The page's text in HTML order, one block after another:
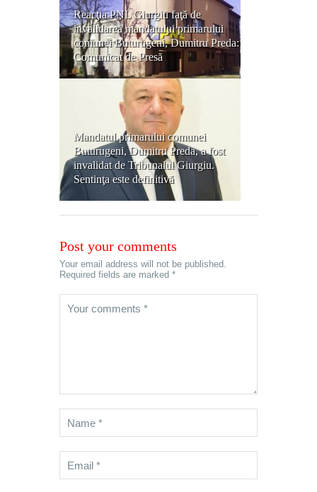
Reacţia PNL Giurgiu faţă de
invalidarea mandatului primarului
comunei Buturugeni, Dumitru Preda:
Comunicat de Presă
Mandatul primarului comunei
Buturugeni, Dumitru Preda, a fost
invalidat de Tribunalul Giurgiu.
Sentinţa este definitivă
Post your comments
Your email address will not be published.
Required fields are marked *